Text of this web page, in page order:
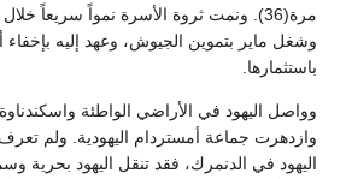
مرة(36). ونمت ثروة الأسرة نمواً سريعاً
وشغل ماير بتموين الجيوش، وعهد إليه بإخفاء
باستثمارها.
وواصل اليهود في الأراضي الواطئة
وازدهرت جماعة أمستردام اليهودية. ولم
اليهود في الدنمرك، فقد تنقل اليهود بحرية